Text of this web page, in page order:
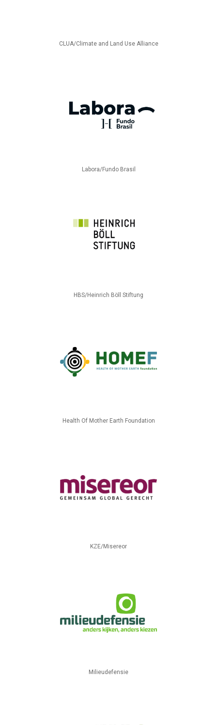
CLUA/Climate and Land Use Alliance
Labora/Fundo Brasil
HBS/Heinrich Böll Stiftung
Health Of Mother Earth Foundation
KZE/Misereor
Milieudefensie